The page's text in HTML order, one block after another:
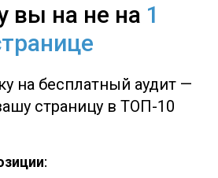
вы на не на 1
на бесплатный аудит —
страницу в ТОП-10
: